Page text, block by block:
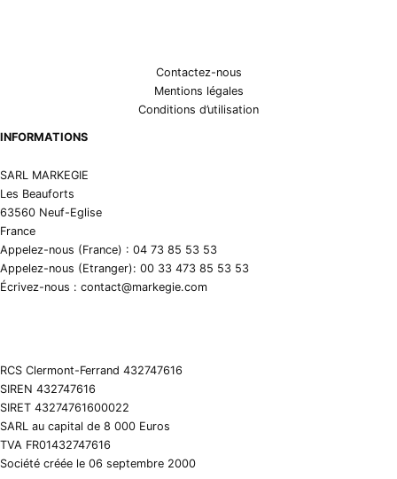
Contactez-nous
Mentions légales
Conditions d’utilisation
INFORMATIONS
SARL MARKEGIE
Les Beauforts
63560 Neuf-Eglise
France
Appelez-nous (France) : 04 73 85 53 53
Appelez-nous (Etranger): 00 33 473 85 53 53
Écrivez-nous : contact@markegie.com
RCS Clermont-Ferrand 432747616
SIREN 432747616
SIRET 43274761600022
SARL au capital de 8 000 Euros
TVA FR01432747616
Société créée le 06 septembre 2000